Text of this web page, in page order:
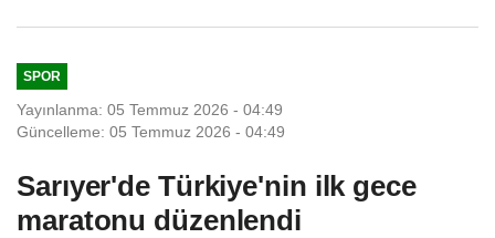
SPOR
Yayınlanma: 05 Temmuz 2026 - 04:49
Güncelleme: 05 Temmuz 2026 - 04:49
Sarıyer'de Türkiye'nin ilk gece
maratonu düzenlendi